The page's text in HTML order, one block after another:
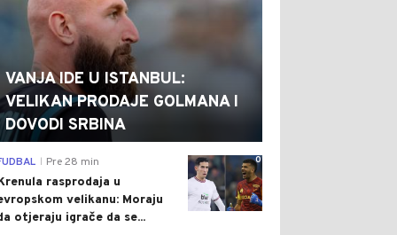
VANJA IDE U ISTANBUL:
VELIKAN PRODAJE GOLMANA I
DOVODI SRBINA
0
Pre 28 min
rasprodaja u
velikanu: Moraju
otjeraju igrače da se...